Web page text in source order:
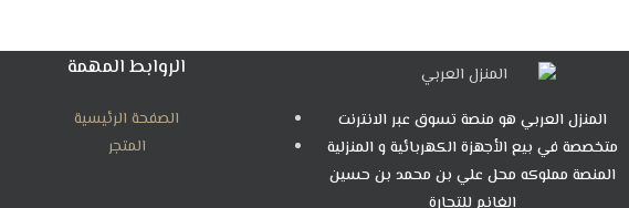
المنزل العربي هو منصة تسوق عبر الانترنت
متخصصة في بيع الأجهزة الكهربائية و المنزلية
المنصة مملوكه محل علي بن محمد بن حسين
الروابط المهمة
الصفحة الرئيسية
المتجر